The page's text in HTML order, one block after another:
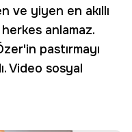
ve yiyen en akıllı
anlamaz.
pastırmayı
Video sosyal